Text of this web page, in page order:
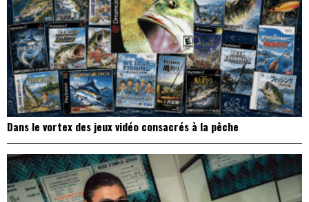
Dans le vortex des jeux vidéo consacrés à la pêche